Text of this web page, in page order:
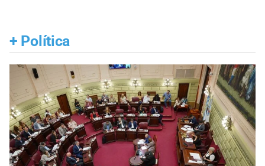
+ Política